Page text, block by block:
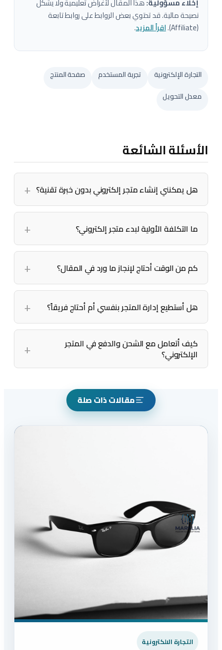
نصيحة مالية. قد تحتوي بعض الروابط على روابط تابعة
(Affiliate).
اقرأ المزيد.
التجارة الإلكترونية تجربة المستخدم
صفحة المنتج
معدل التحويل
الأسئلة الشائعة
هل يمكنني إنشاء متجر إلكتروني بدون خبرة تقنية؟
ما التكلفة الأولية لبدء متجر إلكتروني؟
كم من الوقت أحتاج لإنجاز ما ورد في المقال؟
هل أستطيع إدارة المتجر بنفسي أم أحتاج فريقاً؟
كيف أتعامل مع الشحن والدفع في المتجر
الإلكتروني؟
مقالات ذات صلة
التجارة الالكترونية